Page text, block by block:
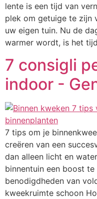
lente is een tijd van
plek om getuige te zijn
uw eigen tuin. Nu de
warmer wordt, is het
7 consigli
indoor -
7 tips om je
creëren van een
dan alleen licht en
binnentuin een boost
benodigdheden van
kweekruimte schoon